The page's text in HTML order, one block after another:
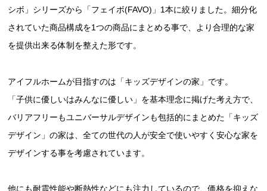
シボ」シリーズから「フェイボ(FAVO)」1本に絞りました。細分化
されていた商品構成を1つの商品にまとめる事で、より合理的な家
を提供出来る体制を整えた形です。
アイフルホームが目指すのは「キッズデザインの家」です。
「子供に優しいはみんなに優しい」を基本理念に掲げた考え方で、
バリアフリーもユニバーサルデザインも包括的にまとめた「キッズ
デザイン」の家は、全ての世代の人が安全で使いやすく安心な家を
デザインする事を考慮されています。
他にも耐震性能や断熱性などにも注力しているので、価格を抑えな